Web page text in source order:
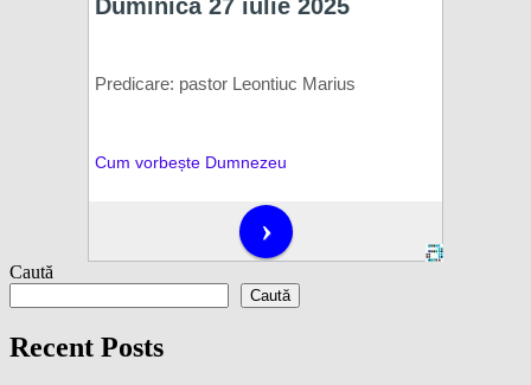
Caută
Caută
Recent Posts